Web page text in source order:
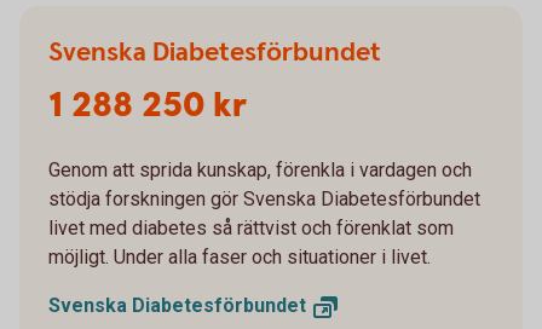
Svenska Diabetesförbundet
1 288 250 kr
Genom att sprida kunskap, förenkla i vardagen och
stödja forskningen gör Svenska Diabetesförbundet
livet med diabetes så rättvist och förenklat som
möjligt. Under alla faser och situationer i livet.
Svenska Diabetesförbundet